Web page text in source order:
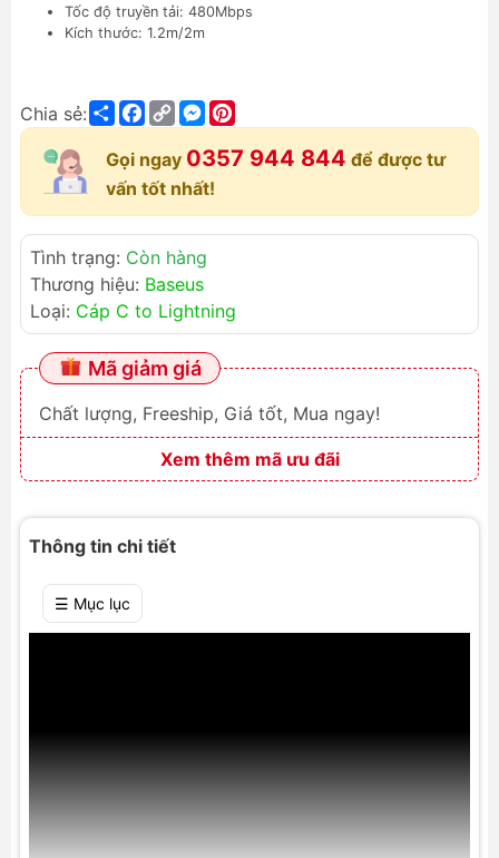
Tốc độ truyền tải: 480Mbps
Kích thước: 1.2m/2m
Chia sẻ: ShareFacebook
Copy
Link
Messenger
Gọi ngay 0357 944 844 để được tư
vấn tốt nhất!
Tình trạng: Còn hàng
Thương hiệu: Baseus
Loại: Cáp C to Lightning
Mã giảm giá
Chất lượng, Freeship, Giá tốt, Mua ngay!
Xem thêm mã ưu đãi
Thông tin chi tiết
☰ Mục lục